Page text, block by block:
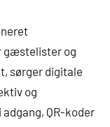
gæstelister og
sørger digitale
og
QR-koder